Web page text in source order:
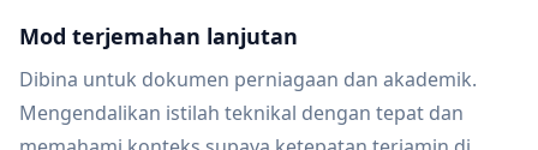
Mod terjemahan lanjutan
Dibina untuk dokumen perniagaan dan akademik.
Mengendalikan istilah teknikal dengan tepat dan